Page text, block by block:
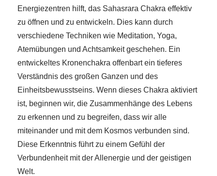
Energiezentren hilft, das Sahasrara Chakra effektiv
zu öffnen und zu entwickeln. Dies kann durch
verschiedene Techniken wie Meditation, Yoga,
Atemübungen und Achtsamkeit geschehen. Ein
entwickeltes Kronenchakra offenbart ein tieferes
Verständnis des großen Ganzen und des
Einheitsbewusstseins. Wenn dieses Chakra aktiviert
ist, beginnen wir, die Zusammenhänge des Lebens
zu erkennen und zu begreifen, dass wir alle
miteinander und mit dem Kosmos verbunden sind.
Diese Erkenntnis führt zu einem Gefühl der
Verbundenheit mit der Allenergie und der geistigen
Welt.